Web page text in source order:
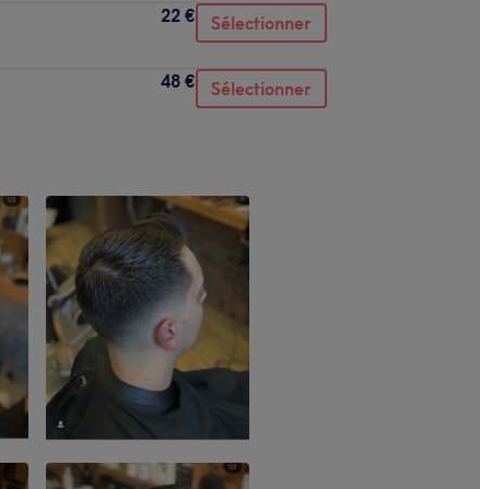
22 € Sélectionner
48 € Sélectionner